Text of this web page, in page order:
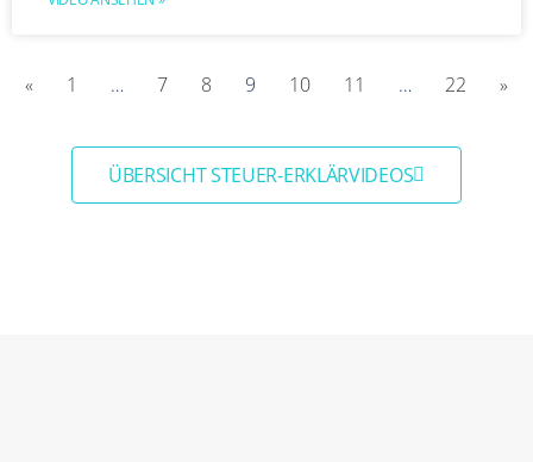
« 1 … 7 8 9 10 11 … 22 »
ÜBERSICHT STEUER-ERKLÄRVIDEOS